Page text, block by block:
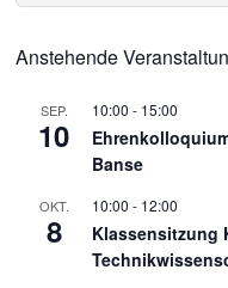
Anstehende
SEP.
10
10:00 - 15:00
Banse
OKT.
8
10:00 - 12:00
Klassensitzung